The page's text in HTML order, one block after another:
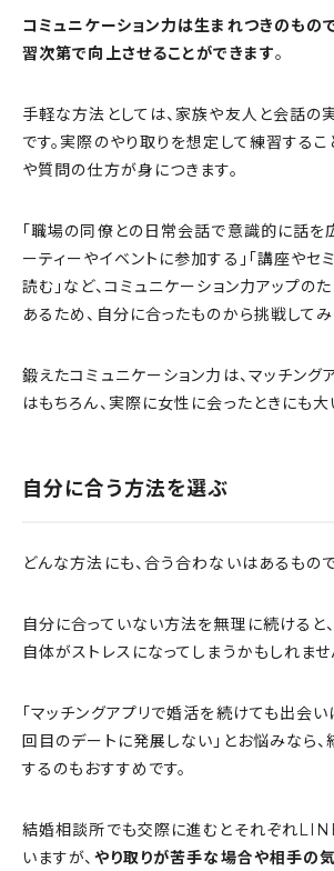
コミュニケーション力は生まれつきのもの
習次第で向上させることができます。
手軽な方法としては、家族や友人と会話の
です。実際のやり取りを想定して練習するこ
や質問の仕方が身につきます。
「職場の同僚との日常会話で意識的に話を
ーティーやイベントに参加する」「講座やセ
読む」など、コミュニケーション力アップの
あるため、自分に合ったものから挑戦してみ
鍛えたコミュニケーション力は、マッチング
はもちろん、実際に女性に会ったときにも大
自分に合う方法を選ぶ
どんな方法にも、合う合わないはあるもので
自分に合っていない方法を無理に続けると
自体がストレスになってしまうかもしれませ
「マッチングアプリで婚活を続けても出会い
回目のデートに発展しない」とお悩みなら
するのもおすすめです。
結婚相談所でも交際に進むとそれぞれ
いますが、 やり取りが苦手な場合や相手の